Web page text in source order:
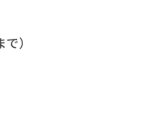
）